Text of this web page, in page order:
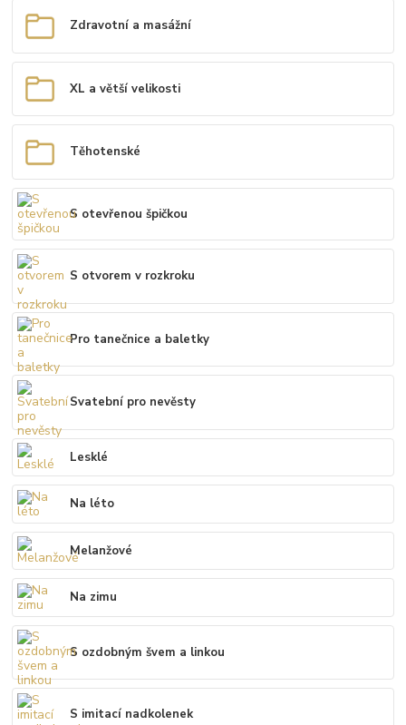
Zdravotní a masážní
XL a větší velikosti
Těhotenské
S otevřenou špičkou
S otvorem v rozkroku
Pro tanečnice a baletky
Svatební pro nevěsty
Lesklé
Na léto
Melanžové
Na zimu
S ozdobným švem a linkou
S imitací nadkolenek